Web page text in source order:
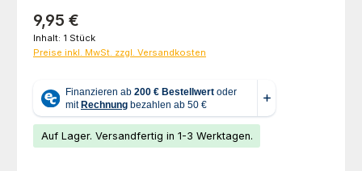
Regulärer Preis:
9,95 €
Inhalt: 1 Stück
Preise inkl. MwSt. zzgl. Versandkosten
Auf Lager. Versandfertig in 1-3 Werktagen.